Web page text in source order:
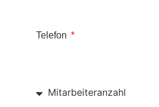
Telefon